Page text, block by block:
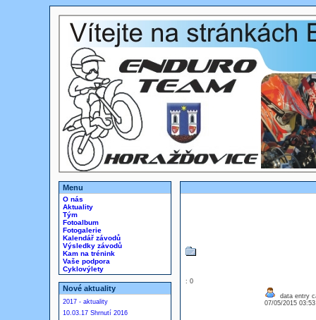
Menu
O nás
Aktuality
Tým
Fotoalbum
Fotogalerie
Kalendář závodů
Výsledky závodů
Kam na trénink
Vaše podpora
Cyklovýlety
Nové aktuality
2017 - aktuality
10.03.17 Shrnutí 2016
: 0
data entry
07/05/2015